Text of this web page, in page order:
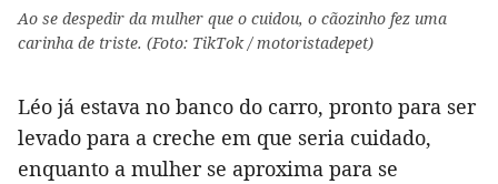
Ao se despedir da mulher que o cuidou, o cãozinho fez uma
carinha de triste. (Foto: TikTok / motoristadepet)
Léo já estava no banco do carro, pronto para ser
levado para a creche em que seria cuidado,
enquanto a mulher se aproxima para se